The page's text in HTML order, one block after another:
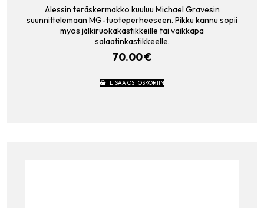
Alessin teräskermakko kuuluu Michael Gravesin
suunnittelemaan MG-tuoteperheeseen. Pikku kannu sopii
myös jälkiruokakastikkeille tai vaikkapa
salaatinkastikkeelle.
70.00€
LISÄÄ OSTOSKORIIN